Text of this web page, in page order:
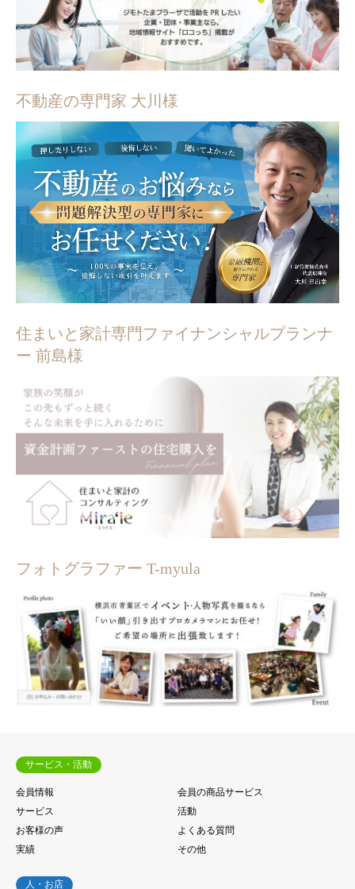
不動産の専門家 大川様
住まいと家計専門ファイナンシャルプランナ
ー 前島様
フォトグラファー T-myula
サービス・活動
会員情報
会員の商品サービス
サービス
活動
お客様の声
よくある質問
実績
その他
人・お店